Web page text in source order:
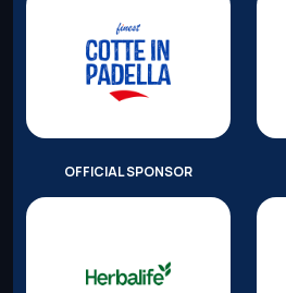
OFFICIAL SPONSOR